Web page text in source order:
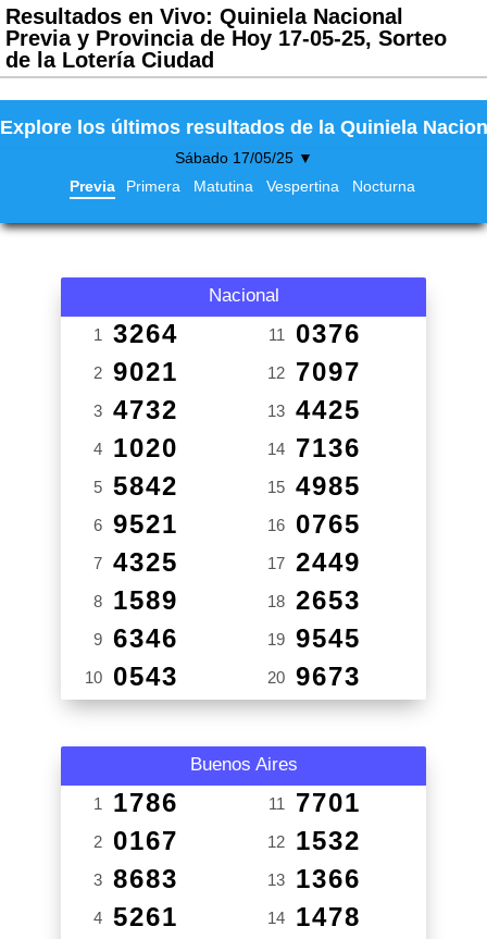
Resultados en Vivo: Quiniela Nacional
Previa y Provincia de Hoy 17-05-25, Sorteo
de la Lotería Ciudad
Explore los últimos resultados de la Quiniela
Sábado 17/05/25 ▼
Previa
Primera Matutina Vespertina Nocturna
Nacional
1 3264
2 9021
3 4732
4 1020
5 5842
6 9521
7 4325
8 1589
9 6346
10 0543
11 0376
12 7097
13 4425
14 7136
15 4985
16 0765
17 2449
18 2653
19 9545
20 9673
Buenos Aires
1 1786
2 0167
3 8683
4 5261
11 7701
12 1532
13 1366
14 1478